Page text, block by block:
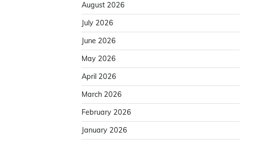
August 2026
July 2026
June 2026
May 2026
April 2026
March 2026
February 2026
January 2026